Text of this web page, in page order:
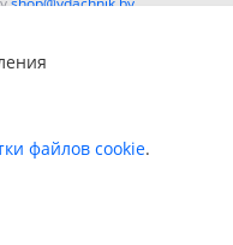
Новополоцке,
файлов cookie.